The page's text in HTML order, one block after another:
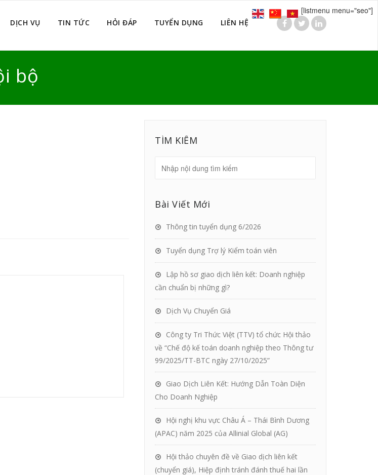
DỊCH VỤ TIN TỨC HỎI ĐÁP TUYỂN DỤNG LIÊN HỆ
bộ
TÌM KIẾM
Bài Viết Mới
Thông tin tuyển dụng 6/2026
Tuyển dụng Trợ lý Kiểm toán viên
Lập hồ sơ giao dịch liên kết: Doanh nghiệp
cần chuẩn bị những gì?
Dịch Vụ Chuyển Giá
Công ty Tri Thức Việt (TTV) tổ chức Hội thảo
về “Chế độ kế toán doanh nghiệp theo Thông tư
99/2025/TT-BTC ngày 27/10/2025”
Giao Dịch Liên Kết: Hướng Dẫn Toàn Diện
Cho Doanh Nghiệp
Hội nghị khu vực Châu Á – Thái Bình Dương
(APAC) năm 2025 của Allinial Global (AG)
Hội thảo chuyên đề về Giao dịch liên kết
(chuyển giá), Hiệp định tránh đánh thuế hai lần
[listmenu menu="seo"]